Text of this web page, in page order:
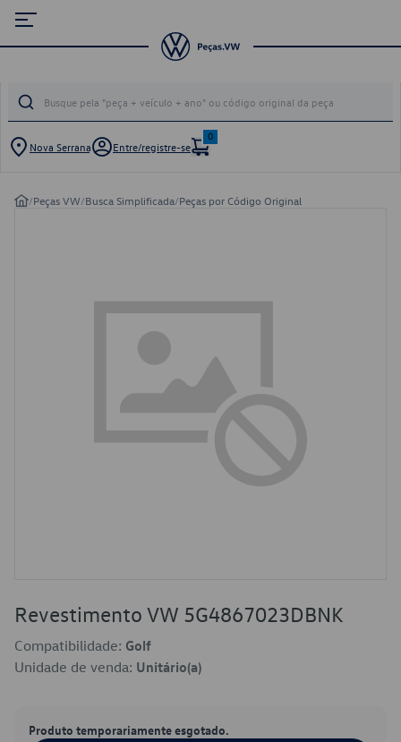
Nova Serrana Entre/registre-se
0
/Peças VW/Busca Simplificada/Peças por Código Original
Revestimento VW 5G4867023DBNK
Compatibilidade: Golf
Unidade de venda: Unitário(a)
Produto temporariamente esgotado.